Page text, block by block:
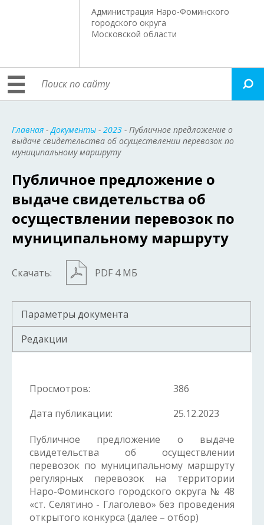
Администрация Наро-Фоминского
городского округа
Московской области
Главная -Документы - 2023 - Публичное предложение о
выдаче свидетельства об осуществлении перевозок по
муниципальному маршруту
Публичное предложение о
выдаче свидетельства об
осуществлении перевозок по
муниципальному маршруту
Скачать: PDF 4 МБ
Параметры документа
Редакции
Просмотров:
386
Дата публикации:
25.12.2023
Публичное предложение о выдаче
свидетельства об осуществлении
перевозок по муниципальному маршруту
регулярных перевозок на территории
Наро-Фоминского городского округа № 48
«ст. Селятино - Глаголево» без проведения
открытого конкурса (далее – отбор)